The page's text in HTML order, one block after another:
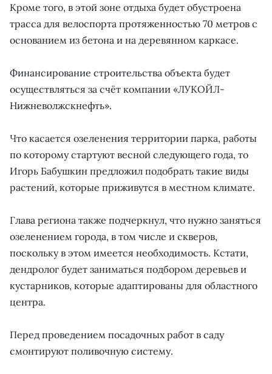
Кроме того, в этой зоне отдыха будет обустроена
трасса для велоспорта протяженностью 70 метров с
основанием из бетона и на деревянном каркасе.
Финансирование строительства объекта будет
осуществляться за счёт компании «ЛУКОЙЛ-
Нижневолжскнефть».
Что касается озеленения территории парка, работы
по которому стартуют весной следующего года, то
Игорь Бабушкин предложил подобрать такие виды
растений, которые приживутся в местном климате.
Глава региона также подчеркнул, что нужно заняться
озеленением города, в том числе и скверов,
поскольку в этом имеется необходимость. Кстати,
дендролог будет заниматься подбором деревьев и
кустарников, которые адаптированы для областного
центра.
Перед проведением посадочных работ в саду
смонтируют поливочную систему.